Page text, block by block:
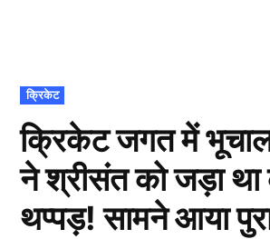
POSTED
IN
क्रिकेट
क्रिकेट जगत में
ने श्रीसंत को जड़ा था
थप्पड़! सामने आया